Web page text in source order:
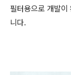
필터용으로 개발
니다.